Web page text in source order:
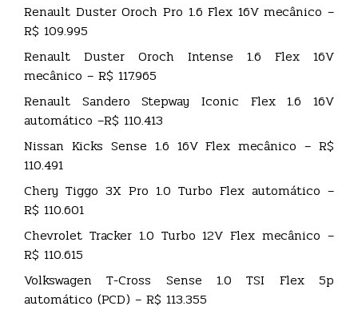
Renault Duster Oroch Pro 1.6 Flex 16V mecânico –
R$ 109.995
Renault Duster Oroch Intense 1.6 Flex 16V
mecânico – R$ 117.965
Renault Sandero Stepway Iconic Flex 1.6 16V
automático –R$ 110.413
Nissan Kicks Sense 1.6 16V Flex mecânico – R$
110.491
Chery Tiggo 3X Pro 1.0 Turbo Flex automático –
R$ 110.601
Chevrolet Tracker 1.0 Turbo 12V Flex mecânico –
R$ 110.615
Volkswagen T-Cross Sense 1.0 TSI Flex 5p
automático (PCD) – R$ 113.355